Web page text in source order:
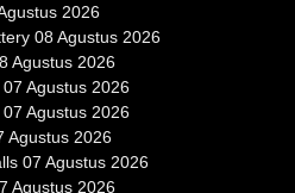
2026
08 Agustus 2026
Agustus 2026
Agustus 2026
Agustus 2026
Agustus 2026
07 Agustus 2026
Agustus 2026